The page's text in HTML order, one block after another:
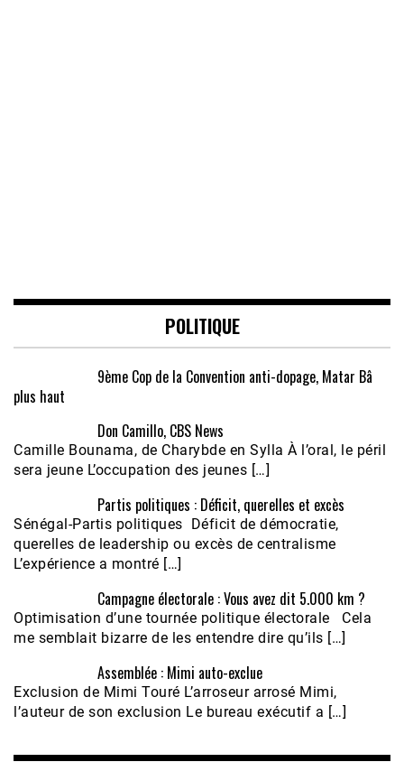
POLITIQUE
9ème Cop de la Convention anti-dopage, Matar Bâ
plus haut
Don Camillo, CBS News
Camille Bounama, de Charybde en Sylla À l’oral, le péril
sera jeune L’occupation des jeunes […]
Partis politiques : Déficit, querelles et excès
Sénégal-Partis politiques Déficit de démocratie,
querelles de leadership ou excès de centralisme
L’expérience a montré […]
Campagne électorale : Vous avez dit 5.000 km ?
Optimisation d’une tournée politique électorale Cela
me semblait bizarre de les entendre dire qu’ils […]
Assemblée : Mimi auto-exclue
Exclusion de Mimi Touré L’arroseur arrosé Mimi,
l’auteur de son exclusion Le bureau exécutif a […]